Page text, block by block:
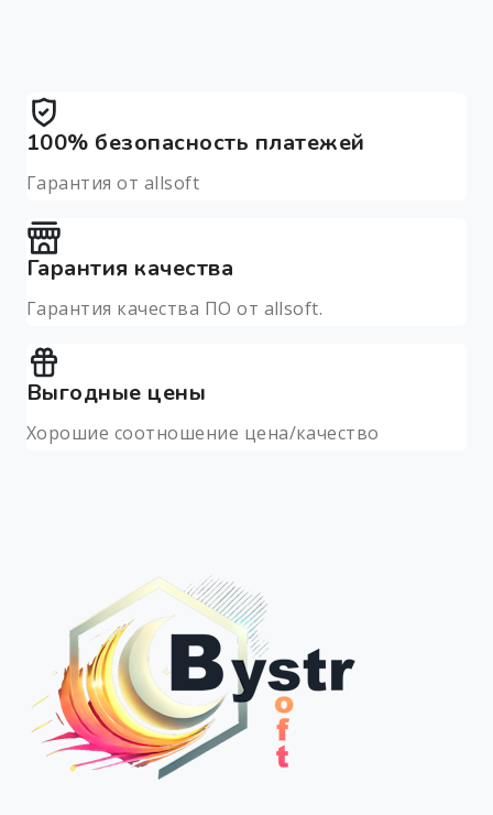
100% безопасность платежей
Гарантия от allsoft
Гарантия качества
Гарантия качества ПО от allsoft.
Выгодные цены
Хорошие соотношение цена/качество